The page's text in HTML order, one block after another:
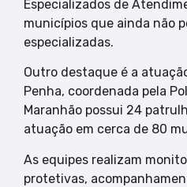
Especializados de
municípios que ainda não
especializadas.
Outro destaque é a
Penha, coordenada pela
Maranhão possui 24
atuação em cerca de 80
As equipes realizam
protetivas,